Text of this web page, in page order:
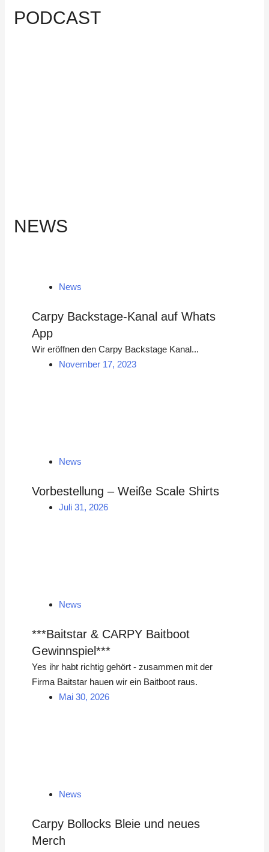
PODCAST
NEWS
News
Carpy Backstage-Kanal auf Whats
App
Wir eröffnen den Carpy Backstage Kanal...
November 17, 2023
News
Vorbestellung – Weiße Scale Shirts
Juli 31, 2026
News
***Baitstar & CARPY Baitboot
Gewinnspiel***
Yes ihr habt richtig gehört - zusammen mit der
Firma Baitstar hauen wir ein Baitboot raus.
Mai 30, 2026
News
Carpy Bollocks Bleie und neues
Merch